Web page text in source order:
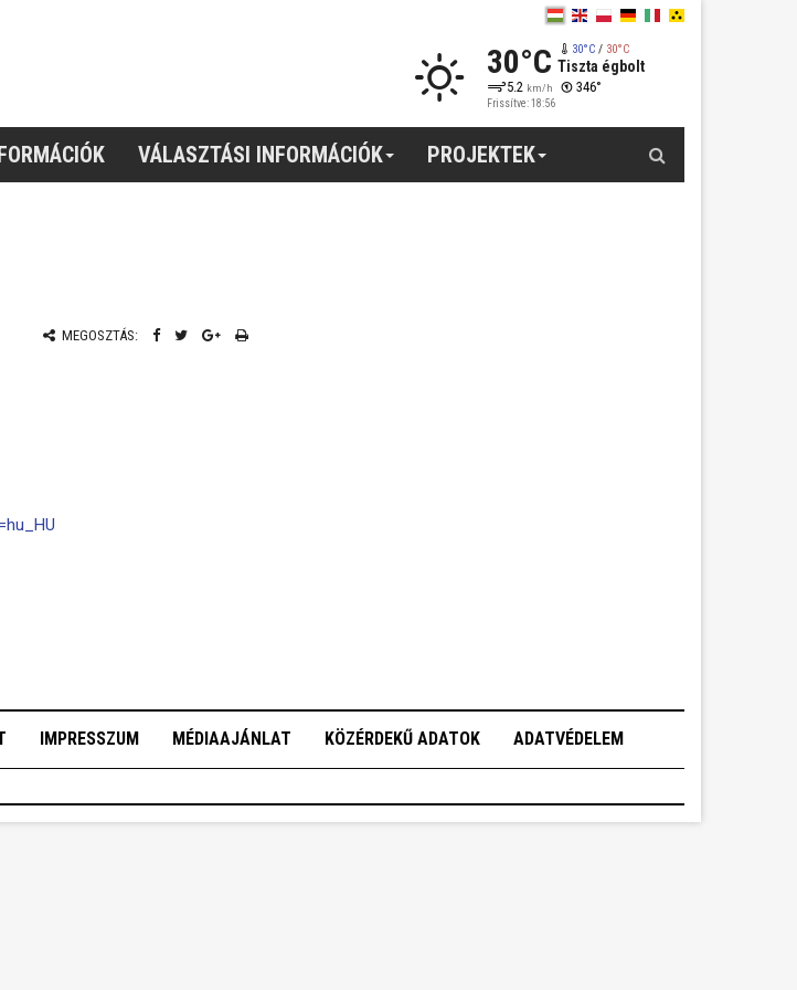
30°C 30°C/ 30°C
Tiszta égbolt
5.2 km/h 346°
Frissítve: 18:56
VÁLASZTÁSI INFORMÁCIÓK PROJEKTEK
MEGOSZTÁS:
IMPRESSZUM MÉDIAAJÁNLAT KÖZÉRDEKŰ ADATOK ADATVÉDELEM